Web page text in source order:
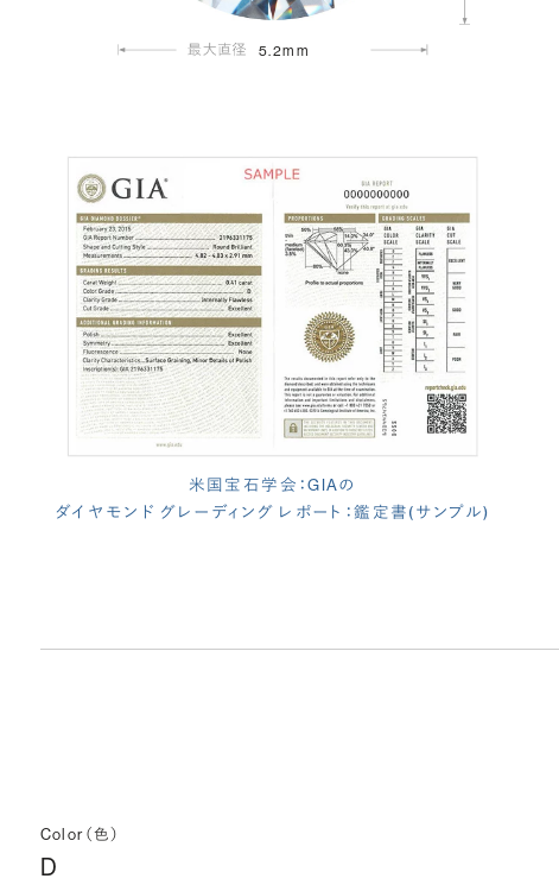
5.2mm
米国宝石学会：GIAの
ダイヤモンド グレーディング レポート：鑑定書(サンプル)
Color（色）
D